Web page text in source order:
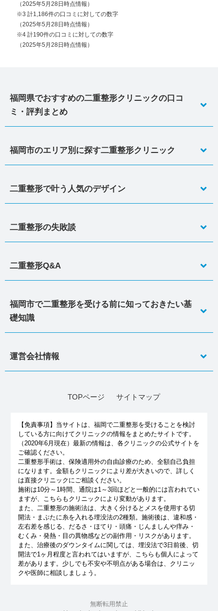
（2025年5月28日時点情報）
※3 計1,186件の口コミに対しての数字
（2025年5月28日時点情報）
※4 計190件の口コミに対しての数字
（2025年5月28日時点情報）
福岡県でおすすめの二重整形クリニックの口コ
ミ・評判まとめ
福岡市のエリア別に探す二重整形クリニック
二重整形で叶う人気のデザイン
二重整形の失敗談
二重整形Q&A
福岡市で二重整形を受ける前に知っておきたい基
礎知識
運営会社情報
TOPページ サイトマップ
【免責事項】 当サイトは、福岡で二重整形を受けることを検討
している方に向けてクリニックの情報をまとめたサイトです。
（2020年6月現在）最新の情報は、各クリニックの公式サイトを
ご確認ください。
二重整形手術は、保険適用外の自由診療のため、全額自己負担
になります。金額もクリニックにより差が大きいので、詳しく
は直接クリニックにご相談ください。
施術は10分～1時間、通院は1～3回ほどと一般的には言われてい
ますが、こちらもクリニックにより変動があります。
また、二重整形の施術法は、大きく分けるとメスを使用する切
開法・まぶたに糸を入れる埋没法の2種類。施術後は、違和感・
左右差を感じる、だるさ・ほてり・頭痛・じんましんや痒み・
むくみ・発熱・目の異物感などの副作用・リスクがあります。
また、治療後のダウンタイムに関しては、埋没法で3日前後、切
開法で1ヶ月程度と言われてはいますが、こちらも個人によって
差があります。少しでも不安や不明点がある場合は、クリニッ
クや医師に相談しましょう。
無断転用禁止